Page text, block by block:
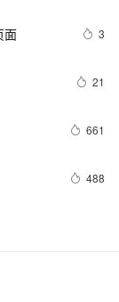
面 3
21
661
488